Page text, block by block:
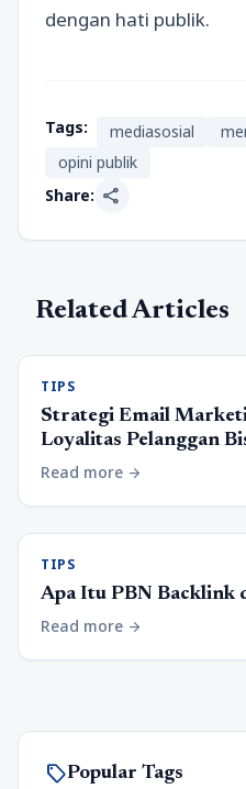
dengan hati publik.
Tags: mediasosial
opini publik
Share: share
Related Articles
TIPS
Strategi Email
Loyalitas Pelanggan
Read more arrow_forward
TIPS
Apa Itu PBN Backlink
Read more arrow_forward
sellPopular Tags